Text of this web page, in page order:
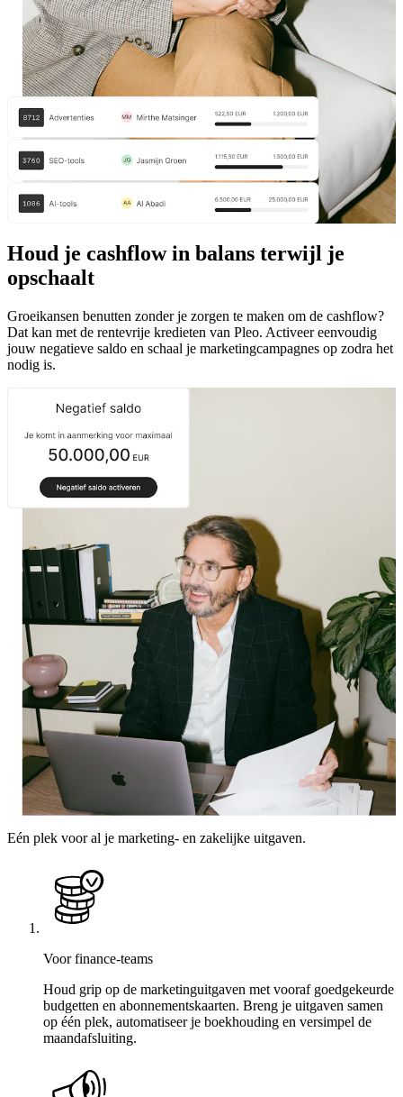
Houd je cashflow in balans terwijl je
opschaalt
Groeikansen benutten zonder je zorgen te maken om de cashflow?
Dat kan met de rentevrije kredieten van Pleo. Activeer eenvoudig
jouw negatieve saldo en schaal je marketingcampagnes op zodra het
nodig is.
Eén plek voor al je marketing- en zakelijke uitgaven.
Voor finance-teams
Houd grip op de marketinguitgaven met vooraf goedgekeurde
budgetten en abonnementskaarten. Breng je uitgaven samen
op één plek, automatiseer je boekhouding en versimpel de
maandafsluiting.